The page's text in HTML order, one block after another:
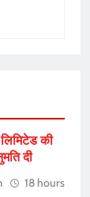
की
दी
18 hours